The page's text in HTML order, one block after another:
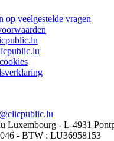
op veelgestelde vragen
Luxembourg - L-4931
- BTW : LU36958153